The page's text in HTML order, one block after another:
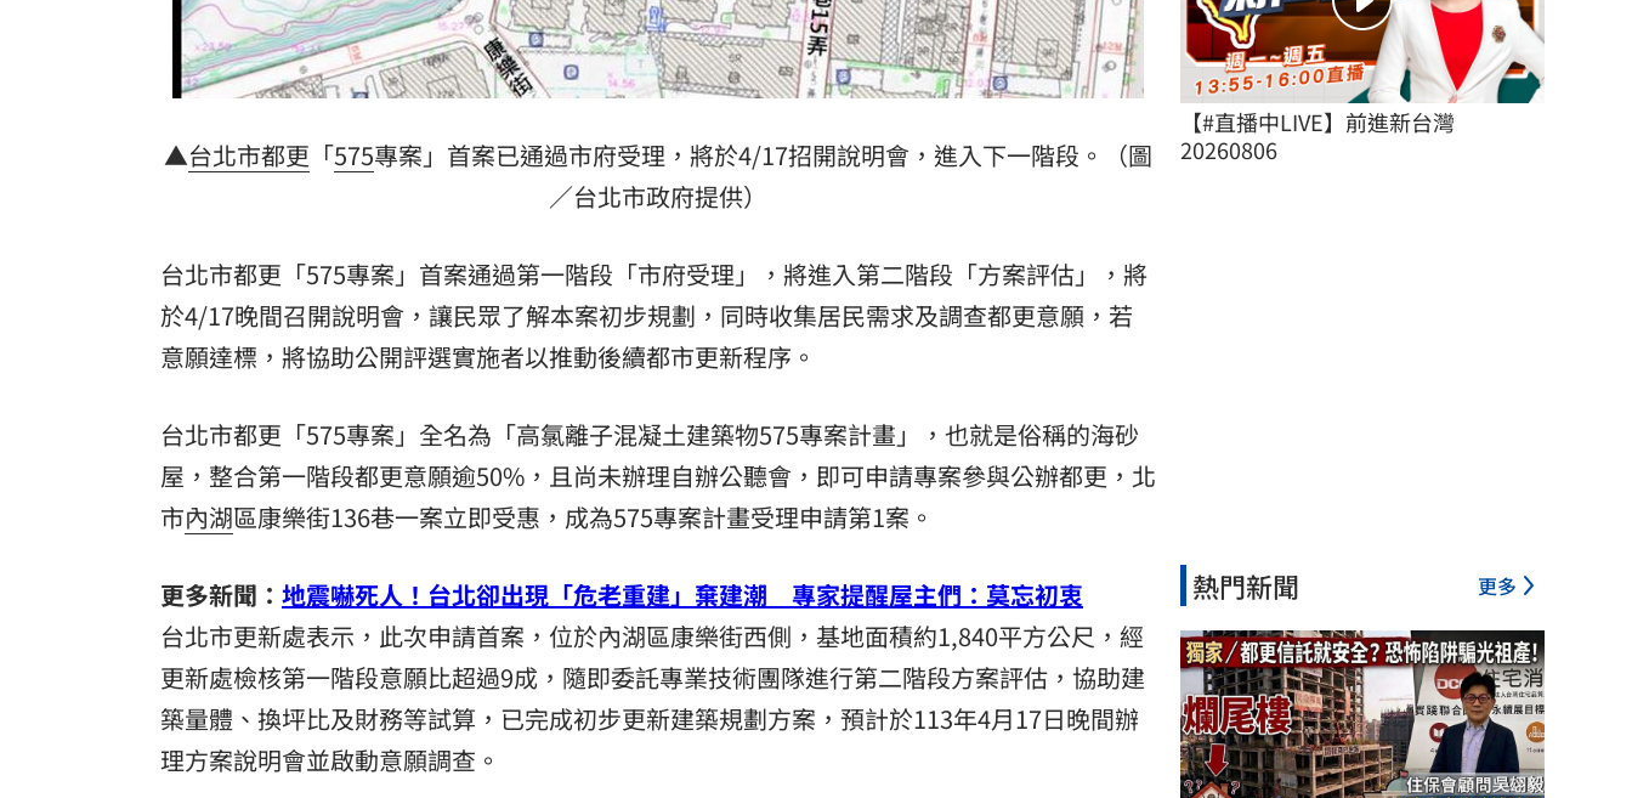
三立iNEWS新聞台線上直播 18:00
市場到酒場料理！可果美蕃茄醬創無限可能 12:00
父親節送會拉筋的按摩椅 爸爸「筋歡喜」 18:00
13:00
罕病博士彭士齊 輪椅上的生命覺醒！ 11:00
▲台北市都更 「575專案」首案已通過市府受理，將於4/17招開說明會，進入下一階段。（圖
／台北市政府提供）
台北市都更「575專案」首案通過第一階段「市府受理」，將進入第二階段「方案評估」，將
於4/17晚間召開說明會，讓民眾了解本案初步規劃，同時收集居民需求及調查都更意願，若
意願達標，將協助公開評選實施者以推動後續都市更新程序。
台北市都更「575專案」全名為「高氯離子混凝土建築物575專案計畫」，也就是俗稱的海砂
屋 ，整合第一階段都更意願逾50%，且尚未辦理自辦公聽會，即可申請專案參與公辦都更，北
市內湖區康樂街136巷一案立即受惠，成為575專案計畫受理申請第1案。
更多新聞： 地震嚇死人！台北卻出現「危老重建」棄建潮 專家提醒屋主們：莫忘初衷
台北市更新處表示，此次申請首案，位於內湖區康樂街西側，基地面積約1,840平方公尺，經
更新處檢核第一階段意願比超過9成，隨即委託專業技術團隊進行第二階段方案評估，協助建
築量體、換坪比及財務等試算，已完成初步更新建築規劃方案，預計於113年4月17日晚間辦
理方案說明會並啟動意願調查。
【#直播中LIVE】前進新台灣
20260806
熱門新聞 更多